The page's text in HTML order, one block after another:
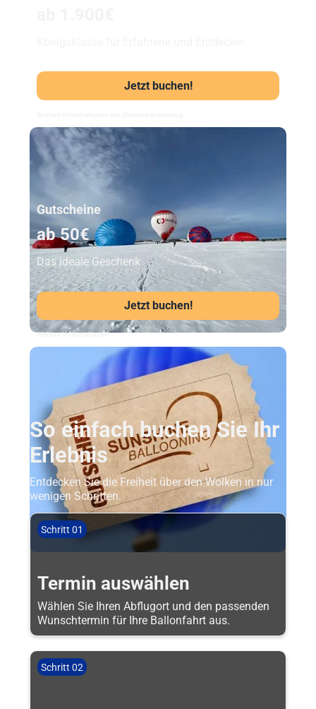
Jetzt buchen!
Unser Beststeller
Gutscheine
ab 50€
Das ideale Geschenk
Jetzt buchen!
Weitere Informationen
So einfach buchen Sie Ihr
Erlebnis
Entdecken Sie die Freiheit über den Wolken in nur
wenigen Schritten.
Schritt 01
Termin auswählen
Wählen Sie Ihren Abflugort und den passenden
Wunschtermin für Ihre Ballonfahrt aus.
Schritt 02